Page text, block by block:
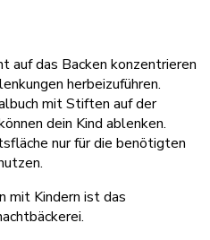
auf das Backen konzentrieren
herbeizuführen.
mit Stiften auf der
dein Kind ablenken.
nur für die benötigten